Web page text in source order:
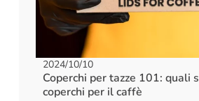
2024/10/10
Coperchi per tazze 101: quali
coperchi per il caffè